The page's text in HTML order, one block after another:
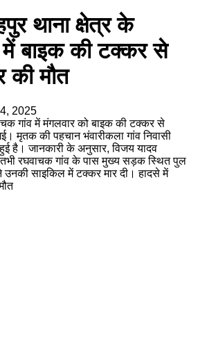
थाना क्षेत्र के
में बाइक की टक्कर से
की मौत
2025
गांव में मंगलवार को बाइक की टक्कर से
मृतक की पहचान भंवारीकला गांव निवासी
है। जानकारी के अनुसार, विजय यादव
रघवाचक गांव के पास मुख्य सड़क स्थित पुल
साइकिल में टक्कर मार दी। हादसे में